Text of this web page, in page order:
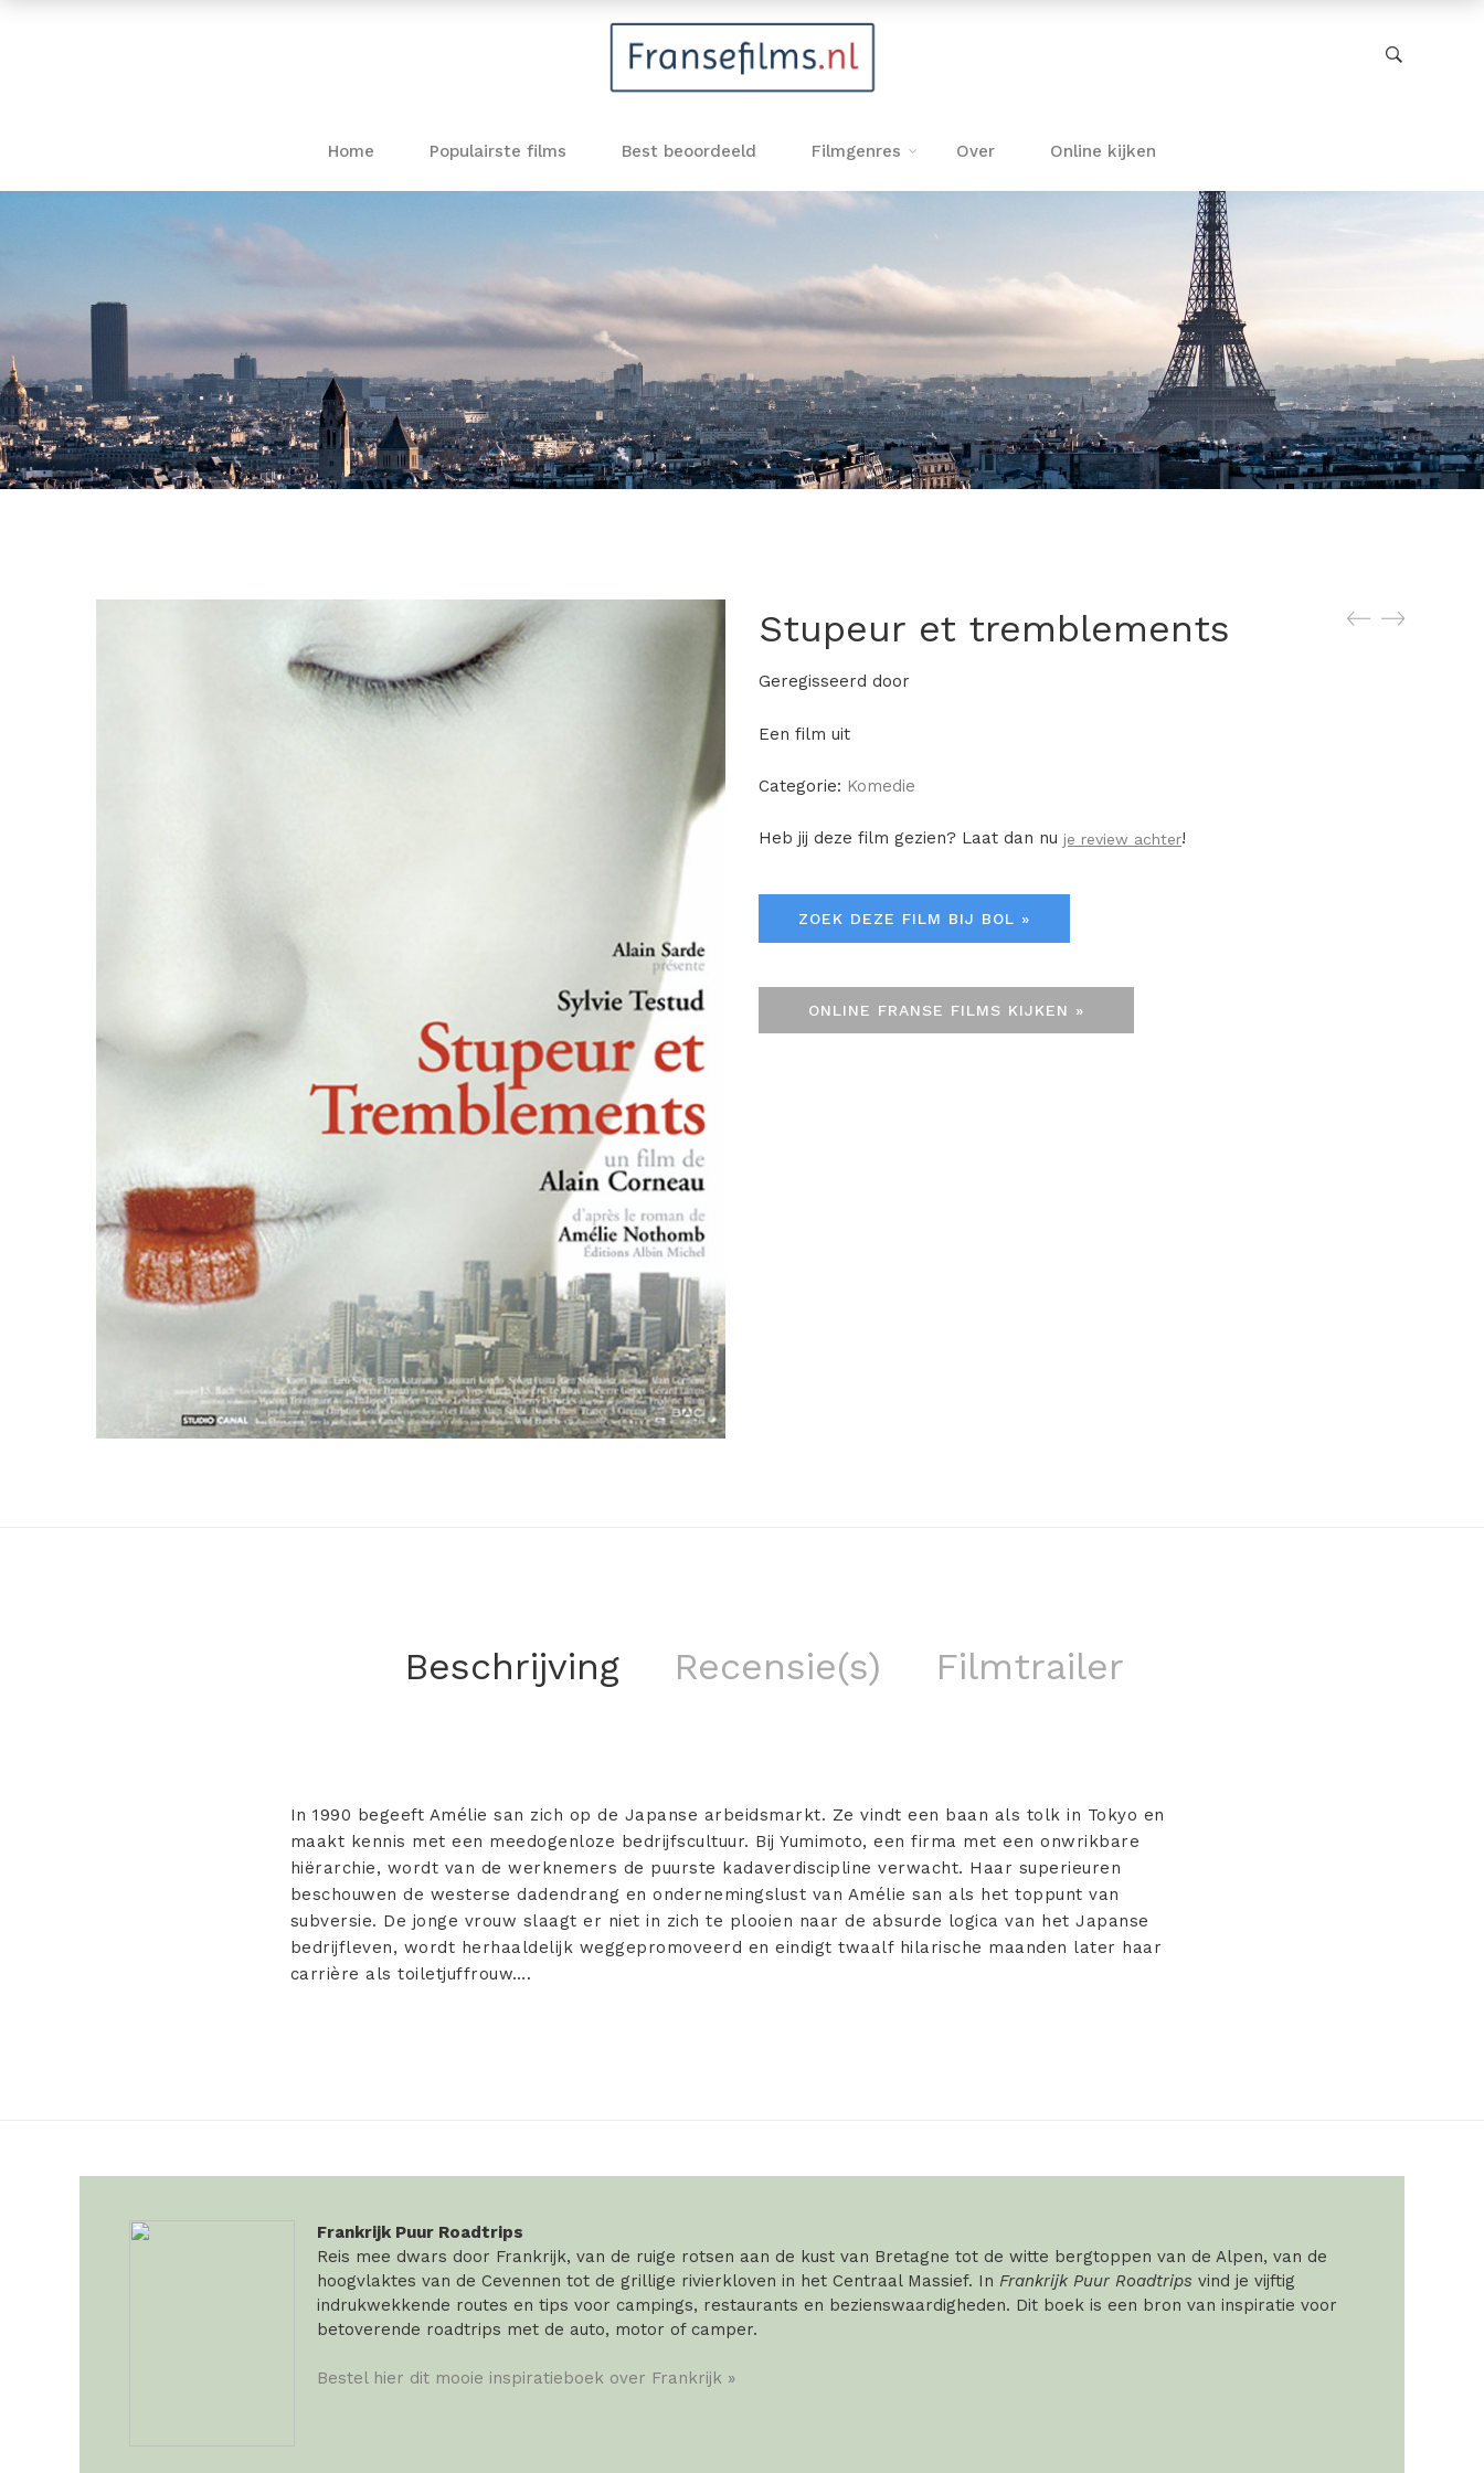
Home Populairste films Best beoordeeld Filmgenres Over Online kijken
Stupeur et tremblements
Geregisseerd door
Een film uit
Categorie: Komedie
Heb jij deze film gezien? Laat dan nu je review achter!
ZOEK DEZE FILM BIJ BOL »
ONLINE FRANSE FILMS KIJKEN »
Beschrijving Recensie(s) Filmtrailer
In 1990 begeeft Amélie san zich op de Japanse arbeidsmarkt. Ze vindt een baan als tolk in Tokyo en
maakt kennis met een meedogenloze bedrijfscultuur. Bij Yumimoto, een firma met een onwrikbare
hiërarchie, wordt van de werknemers de puurste kadaverdiscipline verwacht. Haar superieuren
beschouwen de westerse dadendrang en ondernemingslust van Amélie san als het toppunt van
subversie. De jonge vrouw slaagt er niet in zich te plooien naar de absurde logica van het Japanse
bedrijfleven, wordt herhaaldelijk weggepromoveerd en eindigt twaalf hilarische maanden later haar
carrière als toiletjuffrouw….
Frankrijk Puur Roadtrips
Reis mee dwars door Frankrijk, van de ruige rotsen aan de kust van Bretagne tot de witte bergtoppen van de Alpen, van de
hoogvlaktes van de Cevennen tot de grillige rivierkloven in het Centraal Massief. In Frankrijk Puur Roadtrips vind je vijftig
indrukwekkende routes en tips voor campings, restaurants en bezienswaardigheden. Dit boek is een bron van inspiratie voor
betoverende roadtrips met de auto, motor of camper.
Bestel hier dit mooie inspiratieboek over Frankrijk »